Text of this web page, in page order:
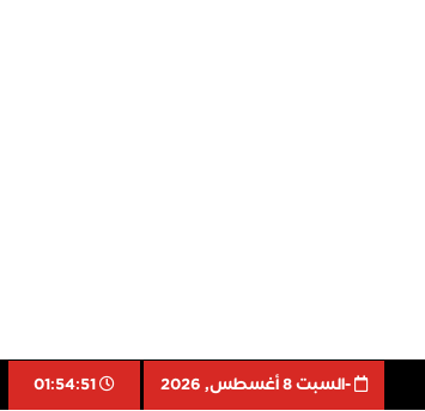
-السبت 8 أغسطس, 2026 01:54:52